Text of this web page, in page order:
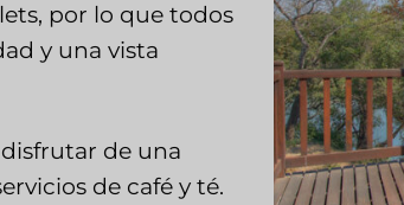
por lo que todos
y una vista
de una
de café y té.